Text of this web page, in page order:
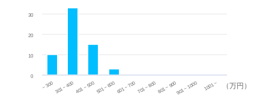
（万円）
~ 300 301 ~ 400 401 ~ 500501 ~ 600601 ~ 700701 ~ 800801 ~ 900901 ~ 1000 1001 ~
0
10
20
30